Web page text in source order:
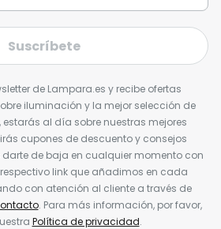
Suscríbete
de Lampara.es y recibe ofertas
iluminación y la mejor selección de
al día sobre nuestras mejores
cupones de descuento y consejos
darte de baja en cualquier momento con
link que añadimos en cada
con atención al cliente a través de
. Para más información, por favor,
Política de privacidad.